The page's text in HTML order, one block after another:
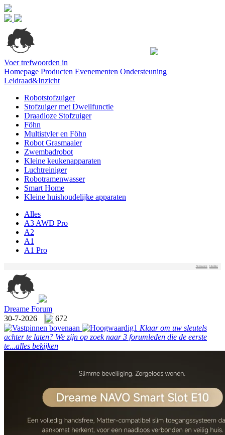
Voer trefwoorden in
Homepage Producten Evenementen Ondersteuning
Leidraad&Inzicht
Robotstofzuiger
Stofzuiger met Dweilfunctie
Draadloze Stofzuiger
Föhn
Multistyler en Föhn
Robot Grasmaaier
Zwembadrobot
Kleine keukenapparaten
Luchtreiniger
Robotramenwasser
Smart Home
Kleine huishoudelijke apparaten
Alles
A3 AWD Pro
A2
A1
A1 Pro
Nieuwste Oudste
Dreame Forum
30-7-2026
672
Klaar om uw sleutels
achter te laten? We zijn op zoek naar 3 forumleden die de eerste
te...alles bekijken